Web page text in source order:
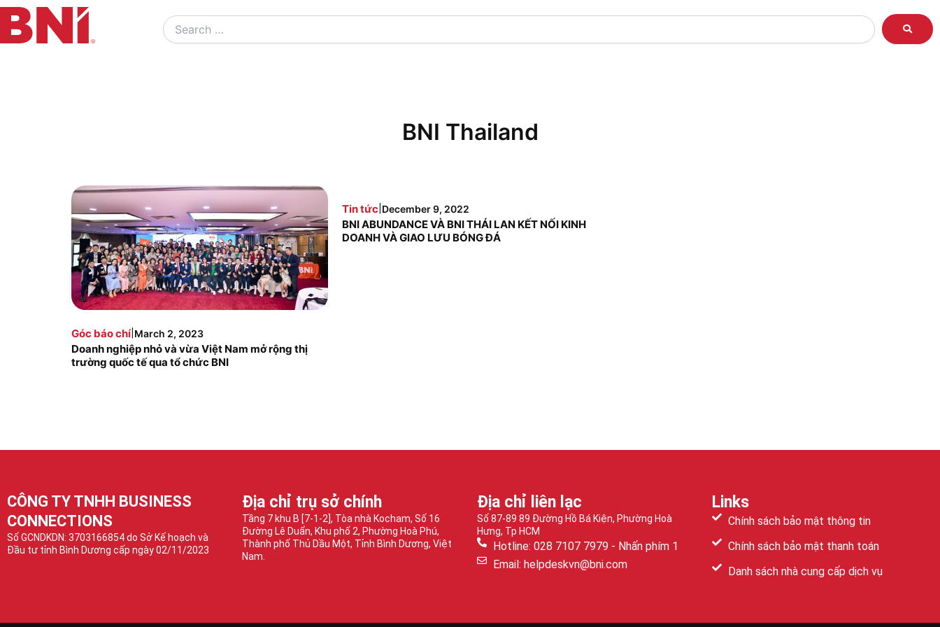
Search
…
BNI Thailand
Góc báo chí|March 2, 2023
Doanh nghiệp nhỏ và vừa Việt Nam mở rộng thị
trường quốc tế qua tổ chức BNI
Tin tức|December 9, 2022
BNI ABUNDANCE VÀ BNI THÁI LAN KẾT NỐI KINH
DOANH VÀ GIAO LƯU BÓNG ĐÁ
CÔNG TY TNHH BUSINESS
CONNECTIONS
Số GCNDKDN: 3703166854 do Sở Kế hoạch và
Đầu tư tỉnh Bình Dương cấp ngày 02/11/2023
Địa chỉ trụ sở chính
Tầng 7 khu B [7-1-2], Tòa nhà Kocham, Số 16
Đường Lê Duẩn, Khu phố 2, Phường Hoà Phú,
Thành phố Thủ Dầu Một, Tỉnh Bình Dương, Việt
Nam.
Địa chỉ liên lạc
Số 87-89 89 Đường Hồ Bá Kiện, Phường Hoà
Hưng, Tp HCM
Hotline: 028 7107 7979 - Nhấn phím 1
Email: helpdeskvn@bni.com
Links
Chính sách bảo mật thông tin
Chính sách bảo mật thanh toán
Danh sách nhà cung cấp dịch vụ